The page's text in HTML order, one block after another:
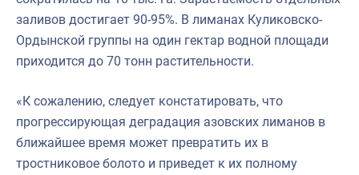
заливов достигает 90-95%. В лиманах Куликовско-
Ордынской группы на один гектар водной площади
приходится до 70 тонн растительности.
«К сожалению, следует констатировать, что
прогрессирующая деградация азовских лиманов в
ближайшее время может превратить их в
тростниковое болото и приведет к их полному